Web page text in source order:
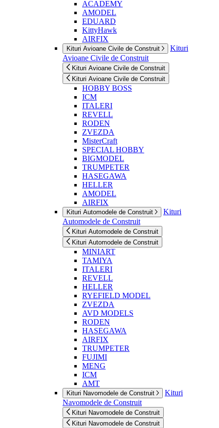
ACADEMY
AMODEL
EDUARD
KittyHawk
AIRFIX
Kituri Avioane Civile de Construit
Kituri
Avioane Civile de Construit
Kituri Avioane Civile de Construit
Kituri Avioane Civile de Construit
HOBBY BOSS
ICM
ITALERI
REVELL
RODEN
ZVEZDA
MisterCraft
SPECIAL HOBBY
BIGMODEL
TRUMPETER
HASEGAWA
HELLER
AMODEL
AIRFIX
Kituri Automodele de Construit
Kituri
Automodele de Construit
Kituri Automodele de Construit
Kituri Automodele de Construit
MINIART
TAMIYA
ITALERI
REVELL
HELLER
RYEFIELD MODEL
ZVEZDA
AVD MODELS
RODEN
HASEGAWA
AIRFIX
TRUMPETER
FUJIMI
MENG
ICM
AMT
Kituri Navomodele de Construit
Kituri
Navomodele de Construit
Kituri Navomodele de Construit
Kituri Navomodele de Construit